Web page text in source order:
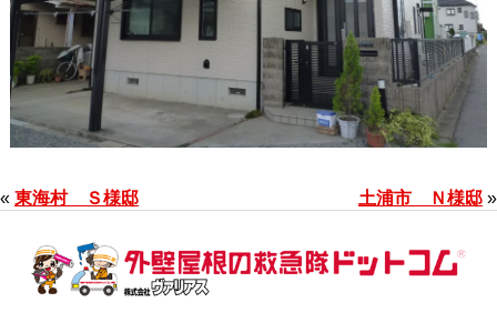
« 東海村 Ｓ様邸 土浦市 Ｎ様邸 »